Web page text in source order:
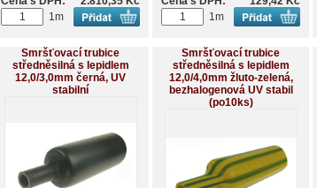
1m
1m
Smršťovací trubice
středněsilná s lepidlem
12,0/3,0mm černá, UV
stabilní
Smršťovací trubice
středněsilná s lepidlem
12,0/4,0mm žluto-zelená,
bezhalogenová UV stabil
(po10ks)